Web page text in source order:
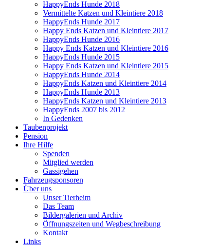
HappyEnds Hunde 2018
Vermittelte Katzen und Kleintiere 2018
HappyEnds Hunde 2017
Happy Ends Katzen und Kleintiere 2017
HappyEnds Hunde 2016
Happy Ends Katzen und Kleintiere 2016
HappyEnds Hunde 2015
Happy Ends Katzen und Kleintiere 2015
HappyEnds Hunde 2014
HappyEnds Katzen und Kleintiere 2014
HappyEnds Hunde 2013
HappyEnds Katzen und Kleintiere 2013
HappyEnds 2007 bis 2012
In Gedenken
Taubenprojekt
Pension
Ihre Hilfe
Spenden
Mitglied werden
Gassigehen
Fahrzeugsponsoren
Über uns
Unser Tierheim
Das Team
Bildergalerien und Archiv
Öffnungszeiten und Wegbeschreibung
Kontakt
Links